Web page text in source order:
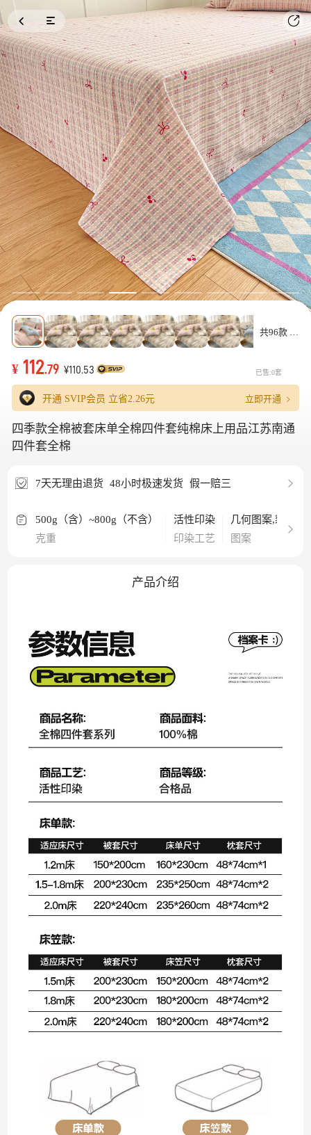
共96款
¥ 112.79 ¥110.53 已售:0套
开通 SVIP会员 立省2.26元 立即开通
四季款全棉被套床单全棉四件套纯棉床上用品江苏南通
四件套全棉
7天无理由退货 48小时极速发货 假一赔三
500g（含）~800g（不含）
克重
活性印染
印染工艺
几何图案,豹纹,
图案
产品介绍